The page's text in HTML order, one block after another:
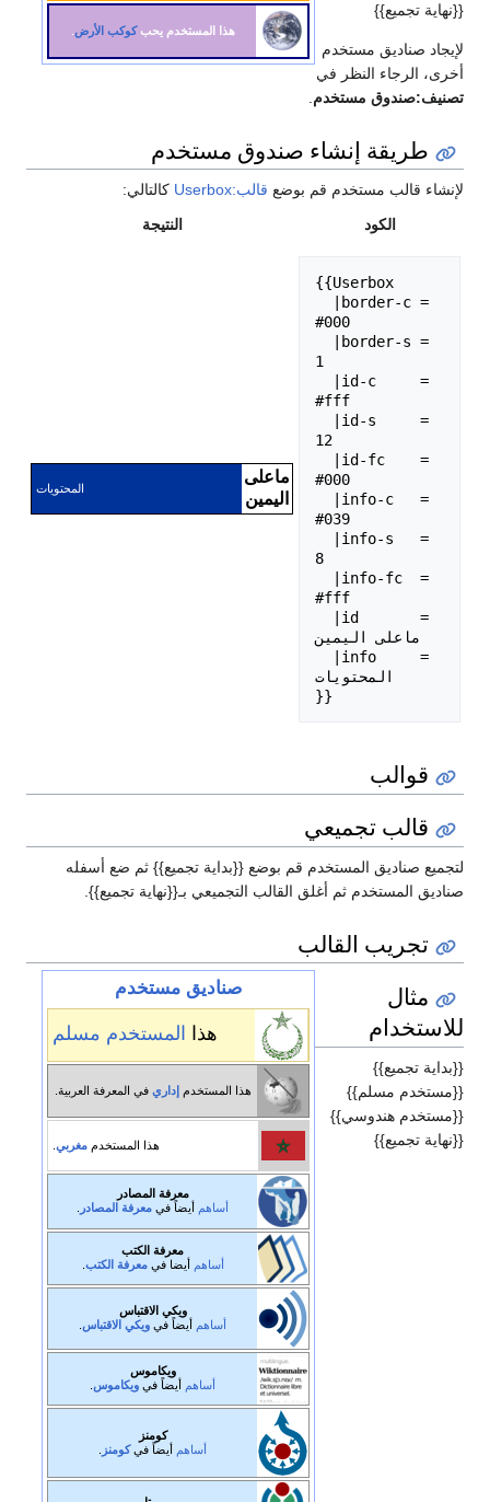
هذا المستخدم يحبكوكب الأرض
{{نهاية تجميع}}
لإيجاد صناديق مستخدم
أخرى، الرجاء النظر في
تصنيف:صندوق مستخدم
طريقة إنشاء صندوق مستخدم
لإنشاء قالب مستخدم قم بوضع قالب:Userbox
كالتالي:
الكود
النتيجة
{{Userbox
#000
1
#fff
12
#000
#039
8
#fff
ماعلى اليمين
المحتويات
ماعلى
اليمين
المحتويات
قوالب
قالب تجميعي
لتجميع صناديق المستخدم قم بوضع {{بداية تجميع}} ثم ضع أسفله
صناديق المستخدم ثم أغلق القالب التجميعي بـ{{نهاية تجميع}}.
تجريب القالب
صناديق مستخدم
هذا المستخدم مسلم
هذا المستخدم إداري في المعرفة العربية.
هذا المستخدم مغربي
معرفة المصادر
أساهم أيضاً في معرفة المصادر
معرفة الكتب
أساهم أيضا فيمعرفة الكتب
ويكي الاقتباس
أساهم أيضاً في ويكي الاقتباس
ويكاموس
أساهم أيضاً في ويكاموس
كومنز
أساهم أيضاً فيكومنز
مثال
للاستخدام
{{بداية تجميع}}
{{مستخدم مسلم}}
{{مستخدم هندوسي}}
{{نهاية تجميع}}